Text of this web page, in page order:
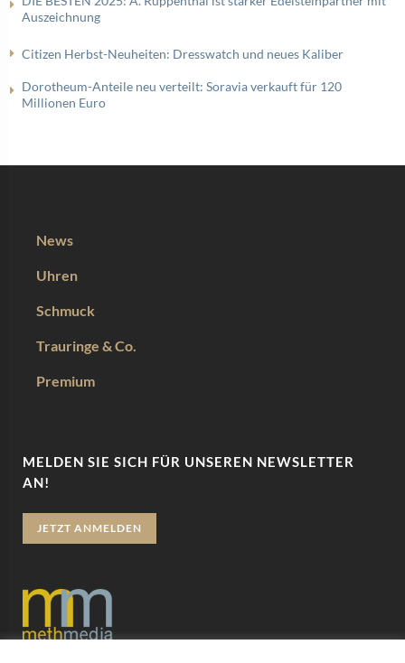
Auszeichnung
Citizen Herbst-Neuheiten: Dresswatch und neues Kaliber
Dorotheum-Anteile neu verteilt: Soravia verkauft für 120
Millionen Euro
News
Uhren
Schmuck
Trauringe & Co.
Premium
MELDEN SIE SICH FÜR UNSEREN NEWSLETTER
AN!
JETZT ANMELDEN